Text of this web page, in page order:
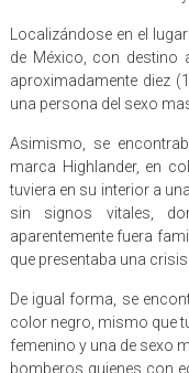
Localizándose en el
de México, con destino
aproximadamente diez
una persona del sexo
Asimismo, se
marca Highlander, en
tuviera en su interior a
sin signos vitales,
aparentemente fuera
que presentaba una crisis
De igual forma, se
color negro, mismo que
femenino y una de sexo
bomberos quienes con